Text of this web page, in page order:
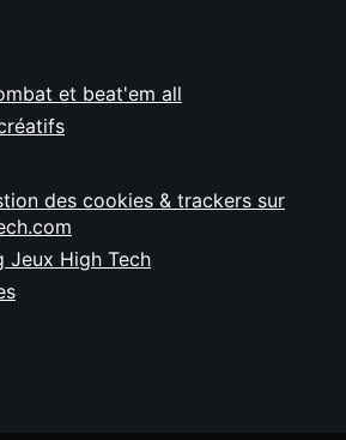
et beat'em all
des cookies & trackers sur
Jeux High Tech